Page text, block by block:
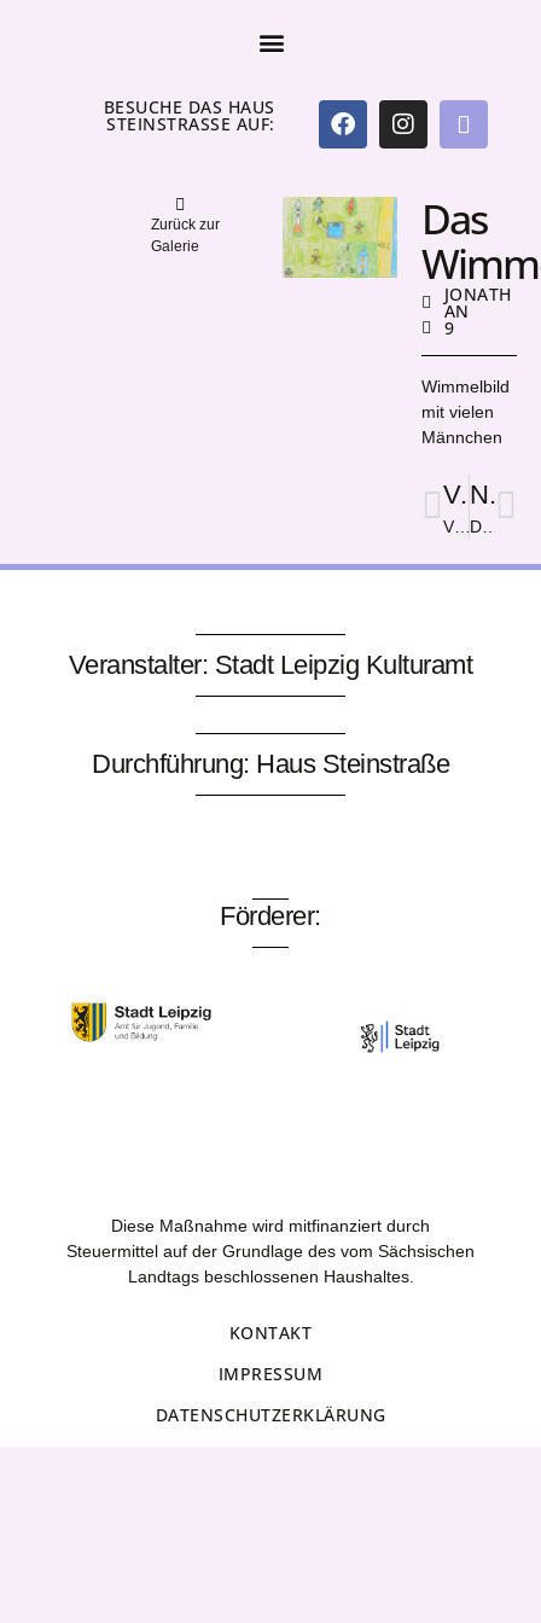
BESUCHE DAS HAUS
STEINSTRASSE AUF:
Zurück zur
Galerie
Das
JONATH
AN
9
Wimmelbild
mit vielen
Männchen
Vorige
Völki
Nächster
Das Ich im Wir
Veranstalter: Stadt Leipzig Kulturamt
Durchführung: Haus Steinstraße
Förderer:
Diese Maßnahme wird mitfinanziert durch
Steuermittel auf der Grundlage des vom Sächsischen
Landtags beschlossenen Haushaltes.
KONTAKT
IMPRESSUM
DATENSCHUTZERKLÄRUNG